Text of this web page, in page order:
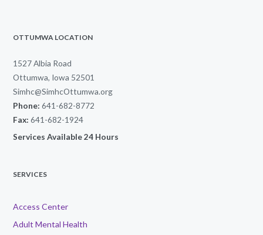
OTTUMWA LOCATION
1527 Albia Road
Ottumwa, Iowa 52501
Simhc@SimhcOttumwa.org
Phone: 641-682-8772
Fax: 641-682-1924
Services Available 24 Hours
SERVICES
Access Center
Adult Mental Health